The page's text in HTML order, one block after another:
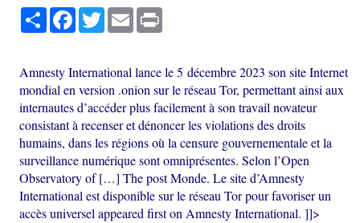
PartagerFacebook
TwitterEmail
Amnesty International lance le 5 décembre 2023 son site Internet
mondial en version .onion sur le réseau Tor, permettant ainsi aux
internautes d’accéder plus facilement à son travail novateur
consistant à recenser et dénoncer les violations des droits
humains, dans les régions où la censure gouvernementale et la
surveillance numérique sont omniprésentes. Selon l’Open
Observatory of […] The post Monde. Le site d’Amnesty
International est disponible sur le réseau Tor pour favoriser un
accès universel appeared first on Amnesty International. ]]>